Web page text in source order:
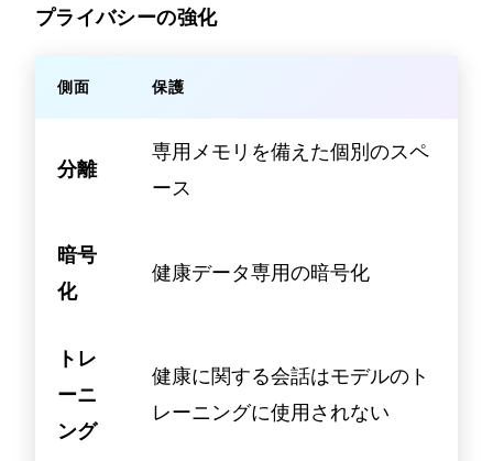
プライバシーの強化
側面 保護
分離
専用メモリを備えた個別のスペ
ース
暗号
化
健康データ専用の暗号化
トレ
ーニ
ング
健康に関する会話はモデルのト
レーニングに使用されない